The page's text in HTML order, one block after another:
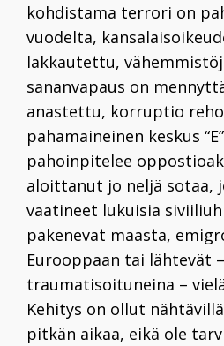
kohdistama terrori on
vuodelta,
lakkautettu,
sananvapaus on
anastettu, korruptio
pahamaineinen keskus
pahoinpitelee
aloittanut jo neljä sotaa,
vaatineet lukuisia
pakenevat maasta,
Eurooppaan tai lähtevät
traumatisoituneina –
Kehitys on ollut
pitkän aikaa, eikä ole